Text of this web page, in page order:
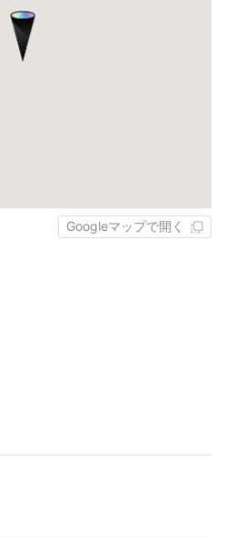
Googleマップで開く